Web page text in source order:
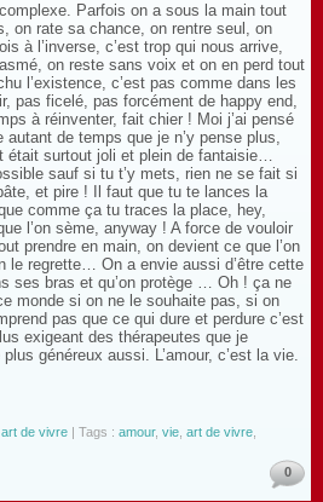
Parfois on a sous la main tout
on rate sa chance, on rentre seul, on
à l’inverse, c’est trop qui nous arrive,
on reste sans voix et on en perd tout
l’existence, c’est pas comme dans les
pas ficelé, pas forcément de happy end,
à réinventer, fait chier ! Moi j’ai pensé
de temps que je n’y pense plus,
était surtout joli et plein de fantaisie…
sauf si tu t’y mets, rien ne se fait si
et pire ! Il faut que tu te lances la
comme ça tu traces la place, hey,
l’on sème, anyway ! A force de vouloir
prendre en main, on devient ce que l’on
le regrette… On a envie aussi d’être cette
ses bras et qu’on protège … Oh ! ça ne
monde si on ne le souhaite pas, si on
pas que ce qui dure et perdure c’est
exigeant des thérapeutes que je
généreux aussi. L’amour, c’est la vie.
art de vivre | Tags : amour, vie art de vivre
0